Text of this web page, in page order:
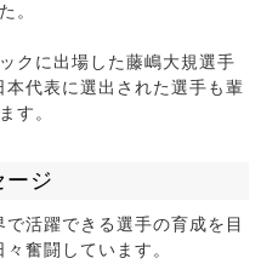
。
クに出場した藤嶋大規選手
代表に選出された選手も輩
す。
ージ
活躍できる選手の育成を目
奮闘しています。